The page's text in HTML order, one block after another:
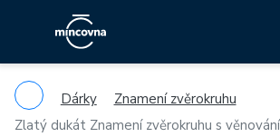
Dárky
Znamení zvěrokruhu
Zlatý dukát Znamení zvěrokruhu s